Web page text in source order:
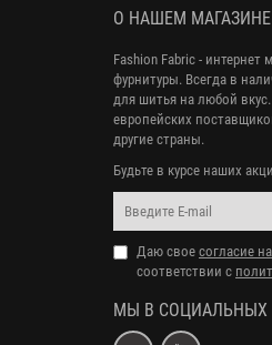
О НАШЕМ МАГАЗИНЕ
Fashion Fabric -
фурнитуры. Всегда в
для шитья на любой
европейских
другие страны.
Будьте в курсе наших
Даю свое согласие
соответствии с
МЫ В СОЦИАЛЬНЫХ